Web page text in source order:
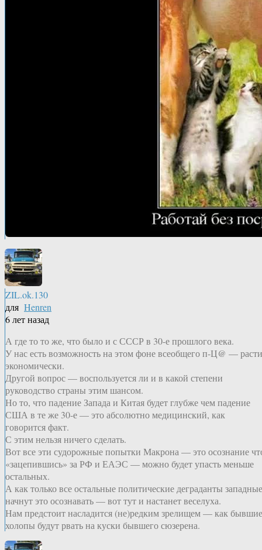
ZIL.ok.130
для Henren
6 лет назад
А где то то же, что было и с СССР в 30-е прошлого века.
У нас есть возможность на этом фоне всеобщего п-Ц@ — расти
экономически.
Другой вопрос — воспользуется ли и в какой степени
руководство страны этим шансом.
Но то, что падение Запада и Китая будет глубже чем падение
США в те же 30-е — это абсолютно медицинский, как
говорится факт.
С этим нельзя ничего сделать.
Вот все эти судорожные попытки Макрона — это осознание
«зацепившись» за РФ и ЕАЭС — можно будет упасть меньше
остальных.
А как только все остальные политические деграданты западные
начнут это осознавать — вот тут и настанет веселуха.
Нам предстоит насладится (не)редким зрелищем — как бывшие
холопы будут рвать на куски бывшего сюзерена.